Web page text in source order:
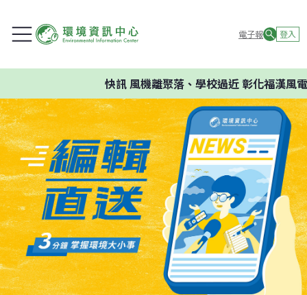
電子報 登入
快訊風機離聚落、學校過近 彰化福漢風電